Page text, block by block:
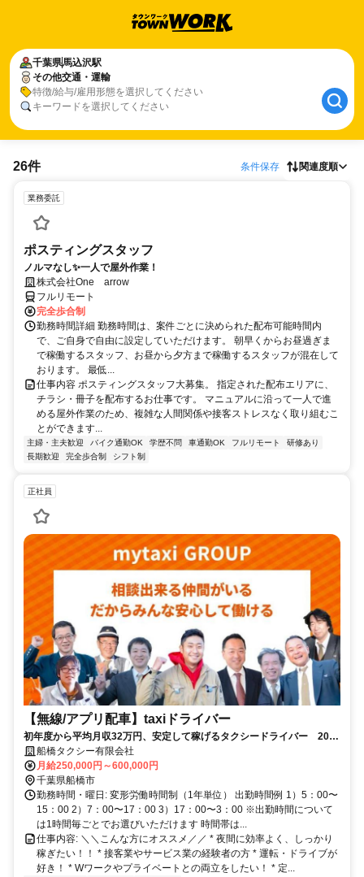
千葉県馬込沢駅
その他交通・運輸
特徴/給与/雇用形態を選択してください
キーワードを選択してください
26件 条件保存 関連度順
業務委託
ポスティングスタッフ
ノルマなし✨一人で屋外作業！
株式会社One arrow
フルリモート
完全歩合制
勤務時間詳細 勤務時間は、案件ごとに決められた配布可能時間内
で、ご自身で自由に設定していただけます。 朝早くからお昼過ぎま
で稼働するスタッフ、お昼から夕方まで稼働するスタッフが混在して
おります。 最低...
仕事内容 ポスティングスタッフ大募集。 指定された配布エリアに、
チラシ・冊子を配布するお仕事です。 マニュアルに沿って一人で進
める屋外作業のため、複雑な人間関係や接客ストレスなく取り組むこ
とができます...
主婦・主夫歓迎 バイク通勤OK 学歴不問 車通勤OK フルリモート
研修あり
長期歓迎
完全歩合制 シフト制
正社員
【無線/アプリ配車】taxiドライバー
初年度から平均月収32万円、安定して稼げるタクシードライバー 20〜
30代・女性ドライバーも活躍中／2種免許取得は会社全額負担／アプリ
配車で効率よく稼げる環境！
船橋タクシー有限会社
月給250,000円～600,000円
千葉県船橋市
勤務時間・曜日: 変形労働時間制（1年単位） 出勤時間例 1）5：00〜
15：00 2）7：00〜17：00 3）17：00〜3：00 ※出勤時間について
は1時間毎ごとでお選びいただけます 時間帯は...
仕事内容: ＼＼こんな方にオススメ／／ * 夜間に効率よく、しっかり
稼ぎたい！！ * 接客業やサービス業の経験者の方 * 運転・ドライブが
好き！ * Wワークやプライベートとの両立をしたい！ * 定...